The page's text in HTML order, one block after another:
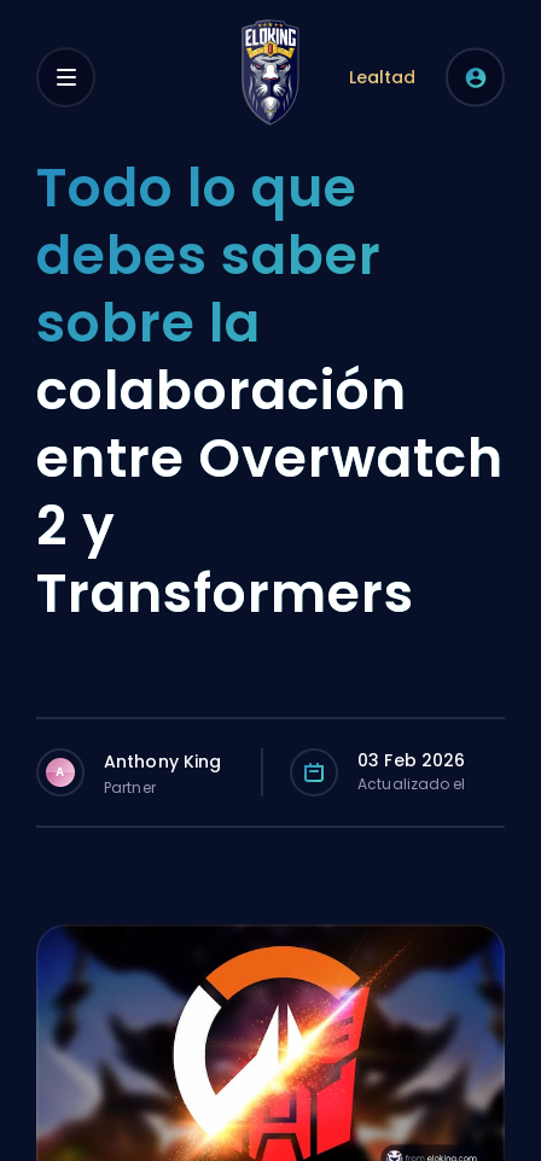
Lealtad
Todo lo que
debes saber
sobre la
colaboración
entre Overwatch
2 y
Transformers
A Anthony King
Partner
03 Feb 2026
Actualizado el